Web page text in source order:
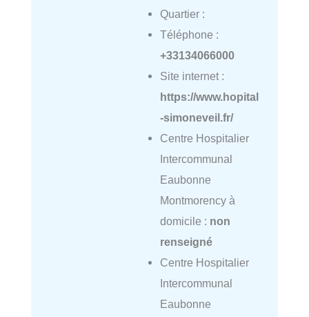
Quartier :
Téléphone :
+33134066000
Site internet :
https://www.hopital
-simoneveil.fr/
Centre Hospitalier
Intercommunal
Eaubonne
Montmorency à
domicile : non
renseigné
Centre Hospitalier
Intercommunal
Eaubonne